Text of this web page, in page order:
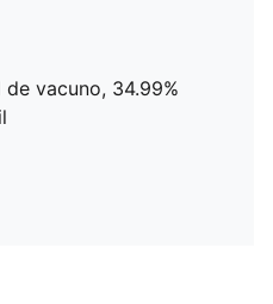
vacuno, 34.99%